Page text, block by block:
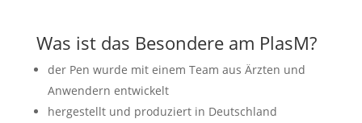
Was ist das Besondere am PlasM?
der Pen wurde mit einem Team aus Ärzten und
Anwendern entwickelt
hergestellt und produziert in Deutschland